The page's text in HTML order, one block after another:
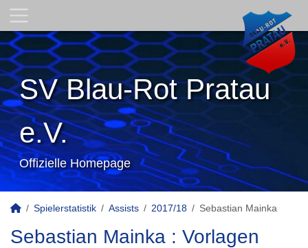
SV Blau-Rot Pratau
e.V.
Offizielle Homepage
Spielerstatistik Assists 2017/18 Sebastian Mainka
Sebastian Mainka : Vorlagen